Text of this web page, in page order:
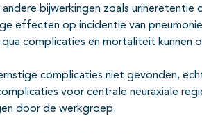
andere bijwerkingen zoals
effecten op incidentie van
complicaties en mortaliteit kunnen
complicaties niet gevonden,
voor centrale neuraxiale
door de werkgroep.